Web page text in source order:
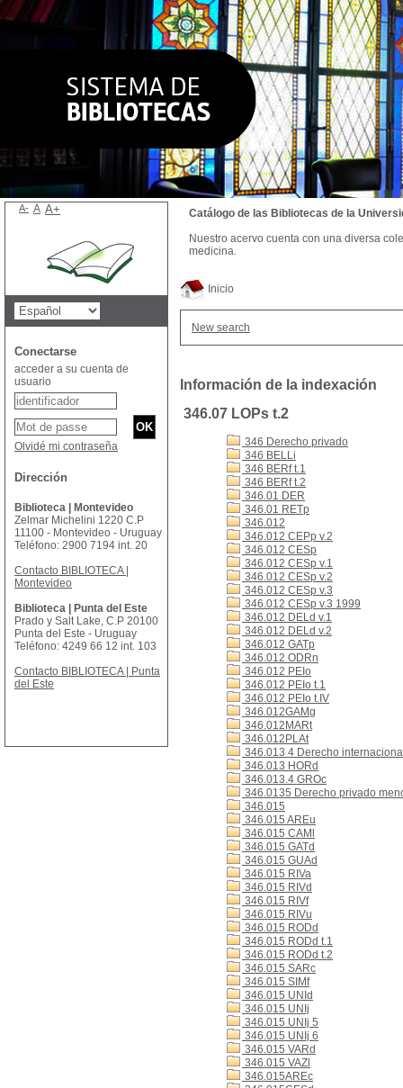
Inicio
New search
Información de la indexación
346.07 LOPs t.2
346 Derecho privado
346 BELLi
346 BERf t.1
346 BERf t.2
346.01 DER
346.01 RETp
346.012
346.012 CEPp v.2
346.012 CESp
346.012 CESp v.1
346.012 CESp v.2
346.012 CESp v.3
346.012 CESp v.3 1999
346.012 DELd v.1
346.012 DELd v.2
346.012 GATp
346.012 ODRn
346.012 PEIo
346.012 PEIo t.1
346.012 PEIo t.IV
346.012GAMg
346.012MARt
346.012PLAt
346.013 4 Derecho
346.013 HORd
346.013.4 GROc
346.0135 Derecho privado
346.015
346.015 AREu
346.015 CAMl
346.015 GATd
346.015 GUAd
346.015 RIVa
346.015 RIVd
346.015 RIVf
346.015 RIVu
346.015 RODd
346.015 RODd t.1
346.015 RODd t.2
346.015 SARc
346.015 SIMf
346.015 UNId
346.015 UNIj
346.015 UNIj 5
346.015 UNIj 6
346.015 VARd
346.015 VAZl
346.015AREc
Catálogo de las Bibliotecas de la
Nuestro acervo cuenta con una diversa
medicina.
A- A A+
Conectarse
acceder a su cuenta de
usuario
Olvidé mi contraseña
Dirección
Biblioteca | Montevideo
Zelmar Michelini 1220 C.P
11100 - Montevideo - Uruguay
Teléfono: 2900 7194 int. 20
Contacto BIBLIOTECA |
Montevideo
Biblioteca | Punta del Este
Prado y Salt Lake, C.P 20100
Punta del Este - Uruguay
Teléfono: 4249 66 12 int. 103
Contacto BIBLIOTECA | Punta
del Este